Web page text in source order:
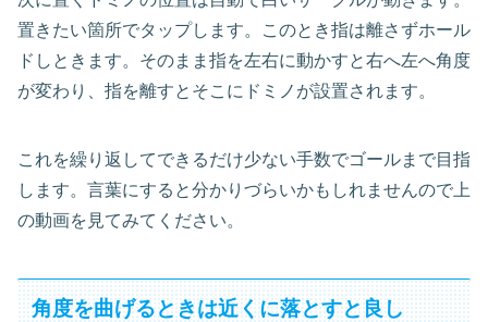
置きたい箇所でタップします。このとき指は離さずホール
ドしときます。そのまま指を左右に動かすと右へ左へ角度
が変わり、指を離すとそこにドミノが設置されます。
これを繰り返してできるだけ少ない手数でゴールまで目指
します。言葉にすると分かりづらいかもしれませんので上
の動画を見てみてください。
角度を曲げるときは近くに落とすと良し